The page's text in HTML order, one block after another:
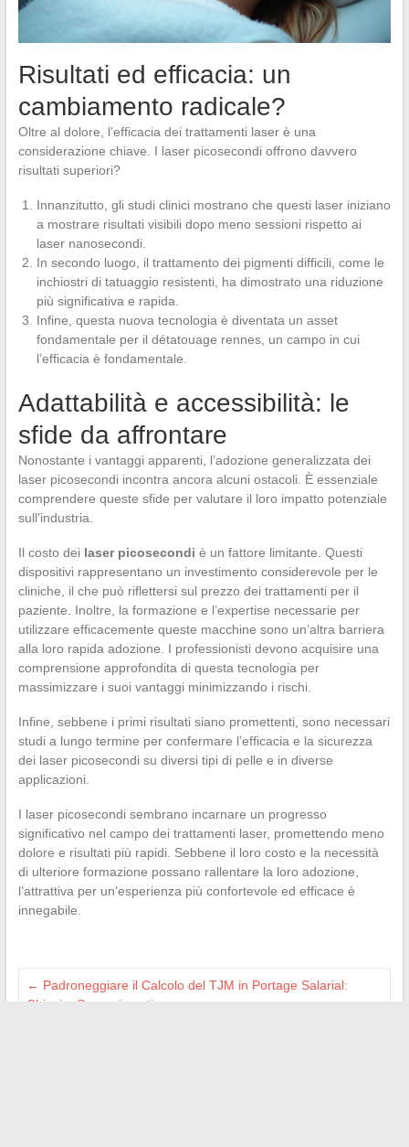
Risultati ed efficacia: un
cambiamento radicale?
Oltre al dolore, l’efficacia dei trattamenti laser è una
considerazione chiave. I laser picosecondi offrono davvero
risultati superiori?
Innanzitutto, gli studi clinici mostrano che questi laser iniziano
a mostrare risultati visibili dopo meno sessioni rispetto ai
laser nanosecondi.
In secondo luogo, il trattamento dei pigmenti difficili, come le
inchiostri di tatuaggio resistenti, ha dimostrato una riduzione
più significativa e rapida.
Infine, questa nuova tecnologia è diventata un asset
fondamentale per il détatouage rennes, un campo in cui
l’efficacia è fondamentale.
Adattabilità e accessibilità: le
sfide da affrontare
Nonostante i vantaggi apparenti, l’adozione generalizzata dei
laser picosecondi incontra ancora alcuni ostacoli. È essenziale
comprendere queste sfide per valutare il loro impatto potenziale
sull’industria.
Il costo dei laser picosecondi è un fattore limitante. Questi
dispositivi rappresentano un investimento considerevole per le
cliniche, il che può riflettersi sul prezzo dei trattamenti per il
paziente. Inoltre, la formazione e l’expertise necessarie per
utilizzare efficacemente queste macchine sono un’altra barriera
alla loro rapida adozione. I professionisti devono acquisire una
comprensione approfondita di questa tecnologia per
massimizzare i suoi vantaggi minimizzando i rischi.
Infine, sebbene i primi risultati siano promettenti, sono necessari
studi a lungo termine per confermare l’efficacia e la sicurezza
dei laser picosecondi su diversi tipi di pelle e in diverse
applicazioni.
I laser picosecondi sembrano incarnare un progresso
significativo nel campo dei trattamenti laser, promettendo meno
dolore e risultati più rapidi. Sebbene il loro costo e la necessità
di ulteriore formazione possano rallentare la loro adozione,
l’attrattiva per un’esperienza più confortevole ed efficace è
innegabile.
← Padroneggiare il Calcolo del TJM in Portage Salarial:
Chiavi e Suggerimenti